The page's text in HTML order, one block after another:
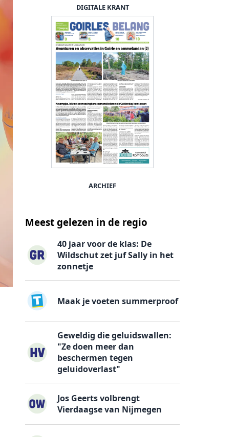
DIGITALE KRANT
ARCHIEF
Meest gelezen in de regio
40 jaar voor de klas: De
Wildschut zet juf Sally in het
zonnetje
Maak je voeten summerproof
Geweldig die geluidswallen:
"Ze doen meer dan
beschermen tegen
geluidoverlast"
Jos Geerts volbrengt
Vierdaagse van Nijmegen